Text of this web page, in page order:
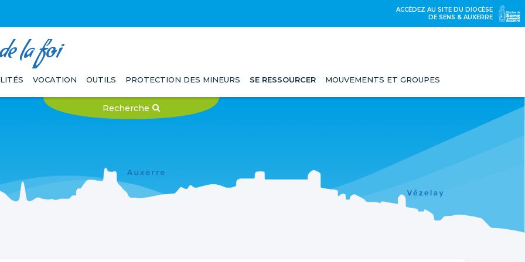
ACCÉDEZ AU SITE DU DIOCÈSE
DE SENS & AUXERRE
la foi
PROTECTION DES MINEURS SE RESSOURCER MOUVEMENTS ET GROUPES
VOCATION OUTILS
Recherche